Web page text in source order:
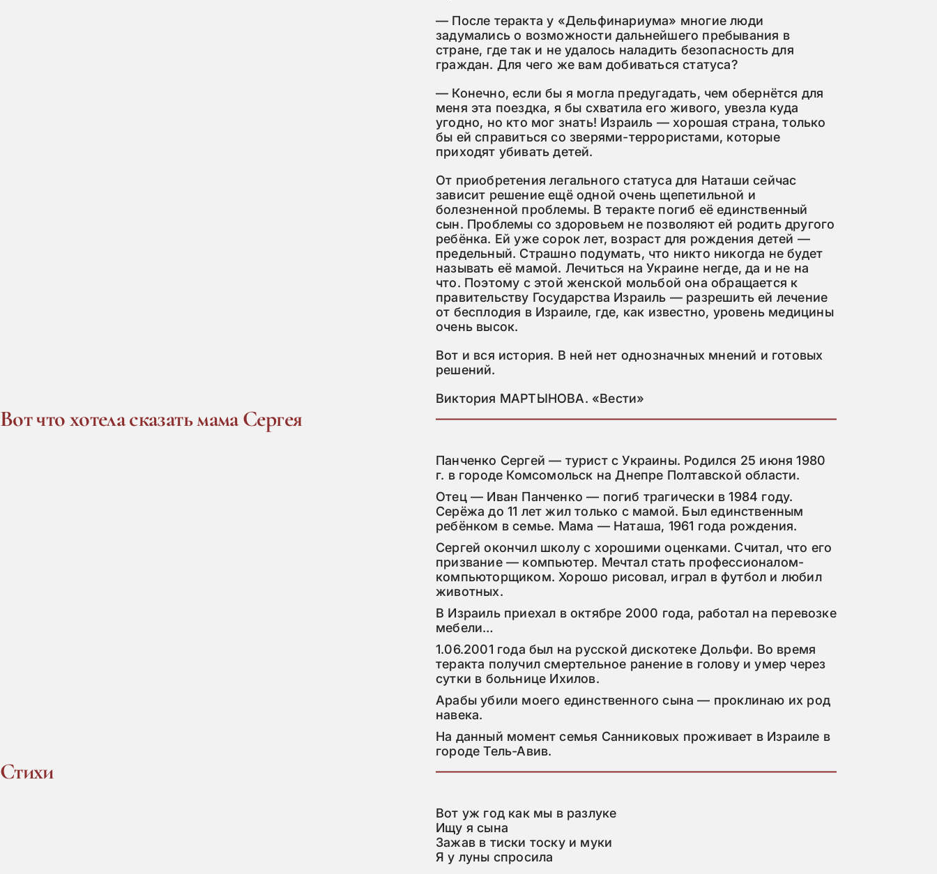
— После теракта у «Дельфинариума» многие люди
задумались о возможности дальнейшего пребывания в
стране, где так и не удалось наладить безопасность для
граждан. Для чего же вам добиваться статуса?
— Конечно, если бы я могла предугадать, чем обернётся для
меня эта поездка, я бы схватила его живого, увезла куда
угодно, но кто мог знать! Израиль — хорошая страна, только
бы ей справиться со зверями-террористами, которые
приходят убивать детей.
От приобретения легального статуса для Наташи сейчас
зависит решение ещё одной очень щепетильной и
болезненной проблемы. В теракте погиб её единственный
сын. Проблемы со здоровьем не позволяют ей родить другого
ребёнка. Ей уже сорок лет, возраст для рождения детей —
предельный. Страшно подумать, что никто никогда не будет
называть её мамой. Лечиться на Украине негде, да и не на
что. Поэтому с этой женской мольбой она обращается к
правительству Государства Израиль — разрешить ей лечение
от бесплодия в Израиле, где, как известно, уровень медицины
очень высок.
Вот и вся история. В ней нет однозначных мнений и готовых
решений.
Виктория МАРТЫНОВА. «Вести»
Вот что хотела сказать мама Сергея
Панченко Сергей — турист с Украины. Родился 25 июня 1980
г. в городе Комсомольск на Днепре Полтавской области.
Отец — Иван Панченко — погиб трагически в 1984 году.
Серёжа до 11 лет жил только с мамой. Был единственным
ребёнком в семье. Мама — Наташа, 1961 года рождения.
Сергей окончил школу с хорошими оценками. Считал, что его
призвание — компьютер. Мечтал стать профессионалом-
компьюторщиком. Хорошо рисовал, играл в футбол и любил
животных.
В Израиль приехал в октябре 2000 года, работал на перевозке
мебели…
1.06.2001 года был на русской дискотеке Дольфи. Во время
теракта получил смертельное ранение в голову и умер через
сутки в больнице Ихилов.
Арабы убили моего единственного сына — проклинаю их род
навека.
На данный момент семья Санниковых проживает в Израиле в
городе Тель-Авив.
Стихи
Вот уж год как мы в разлуке
Ищу я сына
Зажав в тиски тоску и муки
Я у луны спросила